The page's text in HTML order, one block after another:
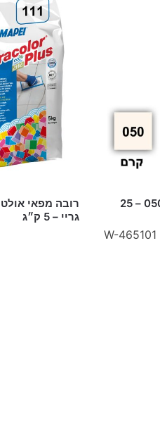
כוחלה תרמוקיר 920 JF קרם 050 – 25
גריי – 5 ק״ג